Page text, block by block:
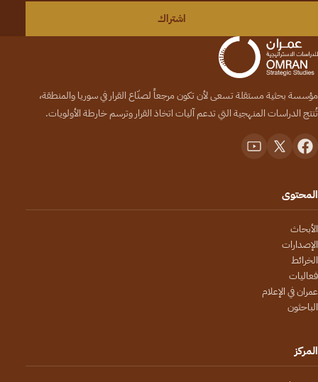
اشتراك
مؤسسة بحثية مستقلة تسعى لأن تكون مرجعاً لصنّاع القرار في سوريا والمنطقة،
تُنتج الدراسات المنهجية التي تدعم آليات اتخاذ القرار وترسم خارطة الأولويات.
المحتوى
الأبحاث
الإصدارات
الخرائط
فعاليات
عمران في الإعلام
الباحثون
المركز